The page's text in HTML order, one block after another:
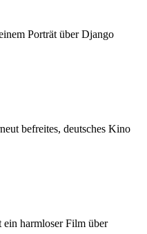
Porträt über Django
befreites, deutsches Kino
ein harmloser Film über